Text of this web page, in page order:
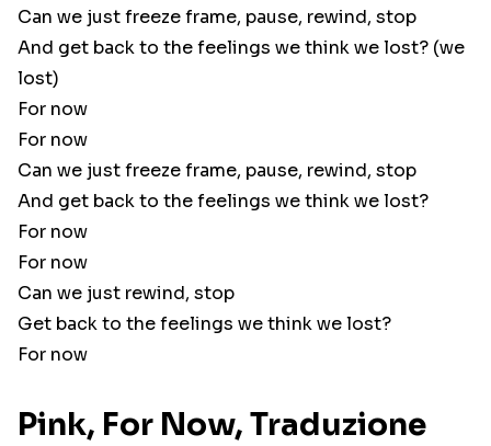
Can we just freeze frame, pause, rewind, stop
And get back to the feelings we think we lost? (we
lost)
For now
For now
Can we just freeze frame, pause, rewind, stop
And get back to the feelings we think we lost?
For now
For now
Can we just rewind, stop
Get back to the feelings we think we lost?
For now
Pink, For Now, Traduzione